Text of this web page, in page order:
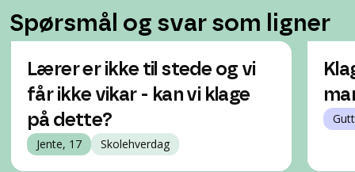
Spørsmål og svar som ligner
Lærer er ikke til stede og vi
får ikke vikar - kan vi klage
på dette?
Jente, 17 Skolehverdag